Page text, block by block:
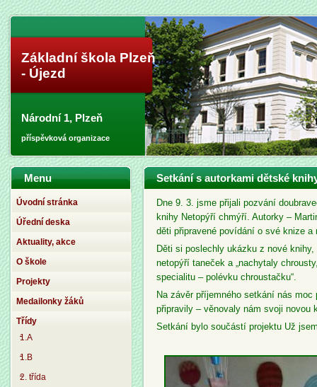
Základní škola Plzeň
- Újezd
Národní 1, Plzeň
příspěvková organizace
Setkání s autorkami dětské
Dne 9. 3. jsme přijali pozvání
knihy Netopýří chmýří. Autorky –
děti připravené povídání o své knize
Děti si poslechly ukázku z nové
netopýří taneček a „nachytaly
specialitu – polévku chroustačku“.
Na závěr příjemného setkání nás
připravily – věnovaly nám svoji
Setkání bylo součástí projektu Už
Menu
Úvodní stránka
Úřední deska
Aktuality, akce
O škole
Projekty
Medailonky žáků
Třídy
1.A
1.B
2. třída